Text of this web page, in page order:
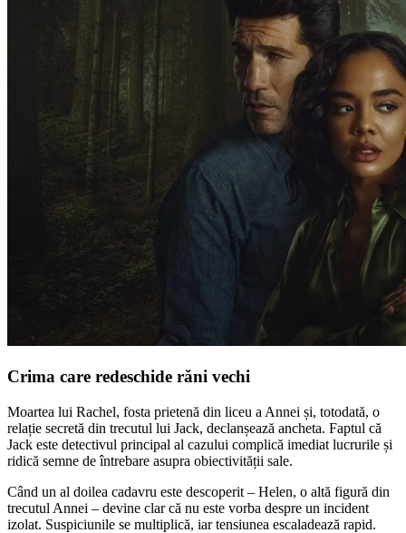
Crima care redeschide răni vechi
Moartea lui Rachel, fosta prietenă din liceu a Annei și, totodată, o
relație secretă din trecutul lui Jack, declanșează ancheta. Faptul că
Jack este detectivul principal al cazului complică imediat lucrurile și
ridică semne de întrebare asupra obiectivității sale.
Când un al doilea cadavru este descoperit – Helen, o altă figură din
trecutul Annei – devine clar că nu este vorba despre un incident
izolat. Suspiciunile se multiplică, iar tensiunea escaladează rapid.